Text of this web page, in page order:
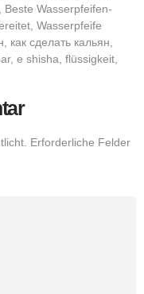
Wasserpfeifen-
Wasserpfeife
как сделать кальян,
e shisha, flüssigkeit,
Erforderliche Felder